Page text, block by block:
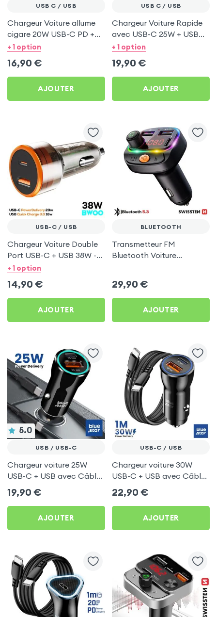
USB C / USB
Chargeur Voiture allume
cigare 20W USB-C PD +
USB 3.0 - Swissten Noir
+ 1 option
16,90 €
AJOUTER
USB C / USB
Chargeur Voiture Rapide
avec USB-C 25W + USB
18W - Bwoo
+ 1 option
19,90 €
AJOUTER
USB-C / USB
Chargeur Voiture Double
Port USB-C + USB 38W -
Bwoo Transparent
+ 1 option
14,90 €
AJOUTER
BLUETOOTH
Transmetteur FM
Bluetooth Voiture
29,90 €
AJOUTER
5.0
USB / USB-C
Chargeur voiture 25W
USB-C + USB avec Câble
type C 60W 1m - Blue Star
Noir
19,90 €
AJOUTER
USB-C / USB
Chargeur voiture 30W
USB-C + USB avec Câble
type C 60W 1m - Blue Star
Noir
22,90 €
AJOUTER